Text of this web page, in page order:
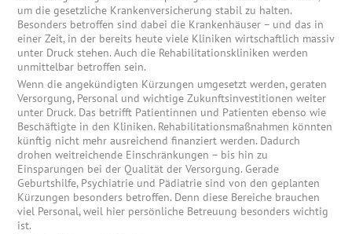
um die gesetzliche Krankenversicherung stabil zu halten.
Besonders betroffen sind dabei die Krankenhäuser – und das in
einer Zeit, in der bereits heute viele Kliniken wirtschaftlich massiv
unter Druck stehen. Auch die Rehabilitationskliniken werden
unmittelbar betroffen sein.
Wenn die angekündigten Kürzungen umgesetzt werden, geraten
Versorgung, Personal und wichtige Zukunftsinvestitionen weiter
unter Druck. Das betrifft Patientinnen und Patienten ebenso wie
Beschäftigte in den Kliniken. Rehabilitationsmaßnahmen könnten
künftig nicht mehr ausreichend finanziert werden. Dadurch
drohen weitreichende Einschränkungen – bis hin zu
Einsparungen bei der Qualität der Versorgung. Gerade
Geburtshilfe, Psychiatrie und Pädiatrie sind von den geplanten
Kürzungen besonders betroffen. Denn diese Bereiche brauchen
viel Personal, weil hier persönliche Betreuung besonders wichtig
ist.